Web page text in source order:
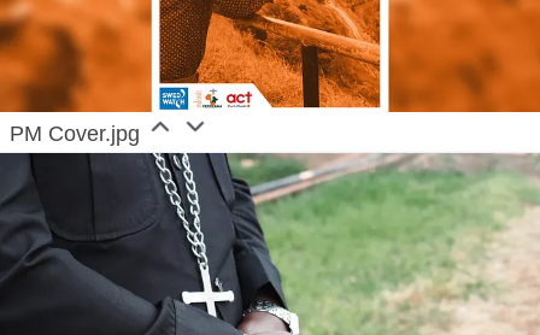
PM Cover.jpg